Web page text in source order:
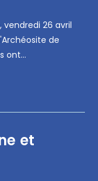
26 avril
de
ont…
et